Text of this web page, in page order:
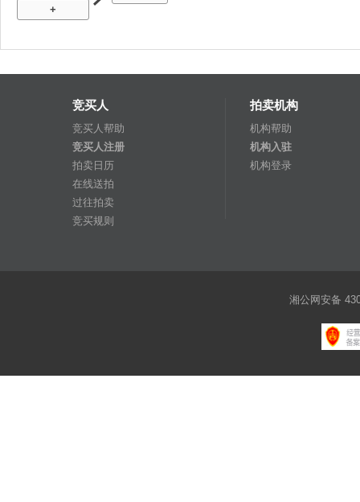
+
竞买人
竞买人帮助
竞买人注册
拍卖日历
在线送拍
过往拍卖
竞买规则
拍卖机构
机构帮助
机构入驻
机构登录
湘公网安备